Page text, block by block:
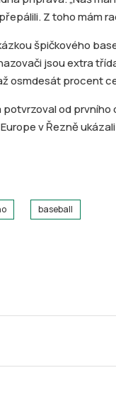
Z toho mám
špičkového
jsou extra
osmdesát procent
od
v Řezně
baseball